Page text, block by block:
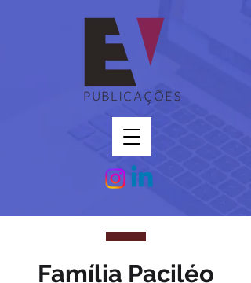
Família Paciléo